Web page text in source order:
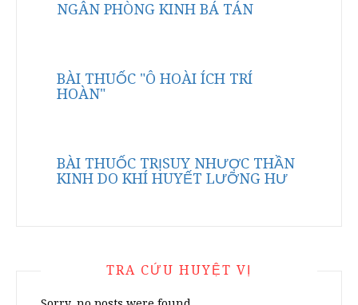
NGÂN PHÒNG KINH BÁ TÁN
BÀI THUỐC "Ô HOÀI ÍCH TRÍ
HOÀN"
BÀI THUỐC TRỊSUY NHƯỢC THẦN
KINH DO KHÍ HUYẾT LƯỠNG HƯ
TRA CỨU HUYỆT VỊ